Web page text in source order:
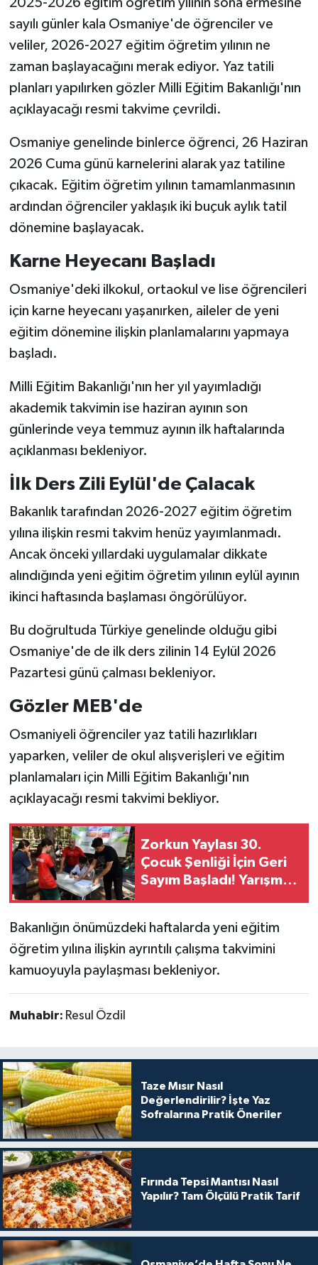
2025-2026 eğitim öğretim yılının sona ermesine
sayılı günler kala Osmaniye'de öğrenciler ve
veliler, 2026-2027 eğitim öğretim yılının ne
zaman başlayacağını merak ediyor. Yaz tatili
planları yapılırken gözler Milli Eğitim Bakanlığı'nın
açıklayacağı resmi takvime çevrildi.
Osmaniye genelinde binlerce öğrenci, 26 Haziran
2026 Cuma günü karnelerini alarak yaz tatiline
çıkacak. Eğitim öğretim yılının tamamlanmasının
ardından öğrenciler yaklaşık iki buçuk aylık tatil
dönemine başlayacak.
Karne Heyecanı Başladı
Osmaniye'deki ilkokul, ortaokul ve lise öğrencileri
için karne heyecanı yaşanırken, aileler de yeni
eğitim dönemine ilişkin planlamalarını yapmaya
başladı.
Milli Eğitim Bakanlığı'nın her yıl yayımladığı
akademik takvimin ise haziran ayının son
günlerinde veya temmuz ayının ilk haftalarında
açıklanması bekleniyor.
İlk Ders Zili Eylül'de Çalacak
Bakanlık tarafından 2026-2027 eğitim öğretim
yılına ilişkin resmi takvim henüz yayımlanmadı.
Ancak önceki yıllardaki uygulamalar dikkate
alındığında yeni eğitim öğretim yılının eylül ayının
ikinci haftasında başlaması öngörülüyor.
Bu doğrultuda Türkiye genelinde olduğu gibi
Osmaniye'de de ilk ders zilinin 14 Eylül 2026
Pazartesi günü çalması bekleniyor.
Gözler MEB'de
Osmaniyeli öğrenciler yaz tatili hazırlıkları
yaparken, veliler de okul alışverişleri ve eğitim
planlamaları için Milli Eğitim Bakanlığı'nın
açıklayacağı resmi takvimi bekliyor.
Zorkun Yaylası 30.
Çocuk Şenliği İçin Geri
Sayım Başladı! Yarışma
Bakanlığın önümüzdeki haftalarda yeni eğitim
öğretim yılına ilişkin ayrıntılı çalışma takvimini
kamuoyuyla paylaşması bekleniyor.
Muhabir: Resul Özdil
Taze Mısır Nasıl
Değerlendirilir? İşte Yaz
Sofralarına Pratik Öneriler
Fırında Tepsi Mantısı Nasıl
Yapılır? Tam Ölçülü Pratik Tarif